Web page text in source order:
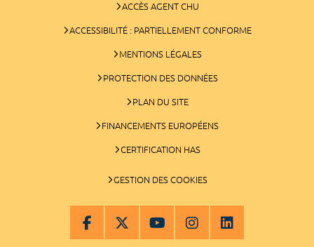
ACCÈS AGENT CHU
ACCESSIBILITÉ : PARTIELLEMENT CONFORME
MENTIONS LÉGALES
PROTECTION DES DONNÉES
PLAN DU SITE
FINANCEMENTS EUROPÉENS
CERTIFICATION HAS
GESTION DES COOKIES